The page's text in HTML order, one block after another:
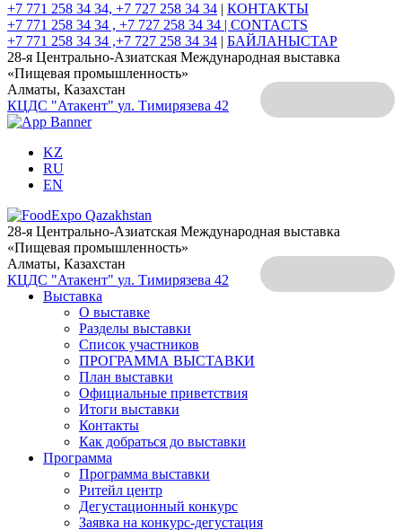
+7 771 258 34 34, +7 727 258 34 34 | КОНТАКТЫ
+7 771 258 34 34 , +7 727 258 34 34 | CONTACTS
+7 771 258 34 34 ,+7 727 258 34 34 | БАЙЛАНЫСТАР
28-я Центрально-Азиатская Международная выставка
«Пищевая промышленность»
Алматы, Казахстан
КЦДС "Атакент" ул. Тимирязева 42
KZ
RU
EN
28-я Центрально-Азиатская Международная выставка
«Пищевая промышленность»
Алматы, Казахстан
КЦДС "Атакент" ул. Тимирязева 42
Выставка
О выставке
Разделы выставки
Список участников
ПРОГРАММА ВЫСТАВКИ
План выставки
Официальные приветствия
Итоги выставки
Контакты
Как добраться до выставки
Программа
Программа выставки
Ритейл центр
Дегустационный конкурс
Заявка на конкурс-дегустация